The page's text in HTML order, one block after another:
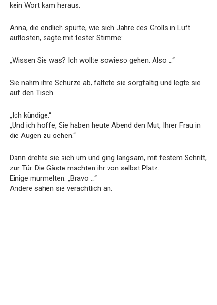
kein Wort kam heraus.
Anna, die endlich spürte, wie sich Jahre des Grolls in Luft
auflösten, sagte mit fester Stimme:
„Wissen Sie was? Ich wollte sowieso gehen. Also …“
Sie nahm ihre Schürze ab, faltete sie sorgfältig und legte sie
auf den Tisch.
„Ich kündige.“
„Und ich hoffe, Sie haben heute Abend den Mut, Ihrer Frau in
die Augen zu sehen.“
Dann drehte sie sich um und ging langsam, mit festem Schritt,
zur Tür. Die Gäste machten ihr von selbst Platz.
Einige murmelten: „Bravo …“
Andere sahen sie verächtlich an.